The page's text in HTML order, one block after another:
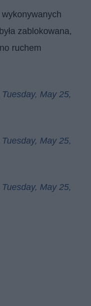
zablokowana,
ruchem
Tuesday, May 25,
Tuesday, May 25,
Tuesday, May 25,